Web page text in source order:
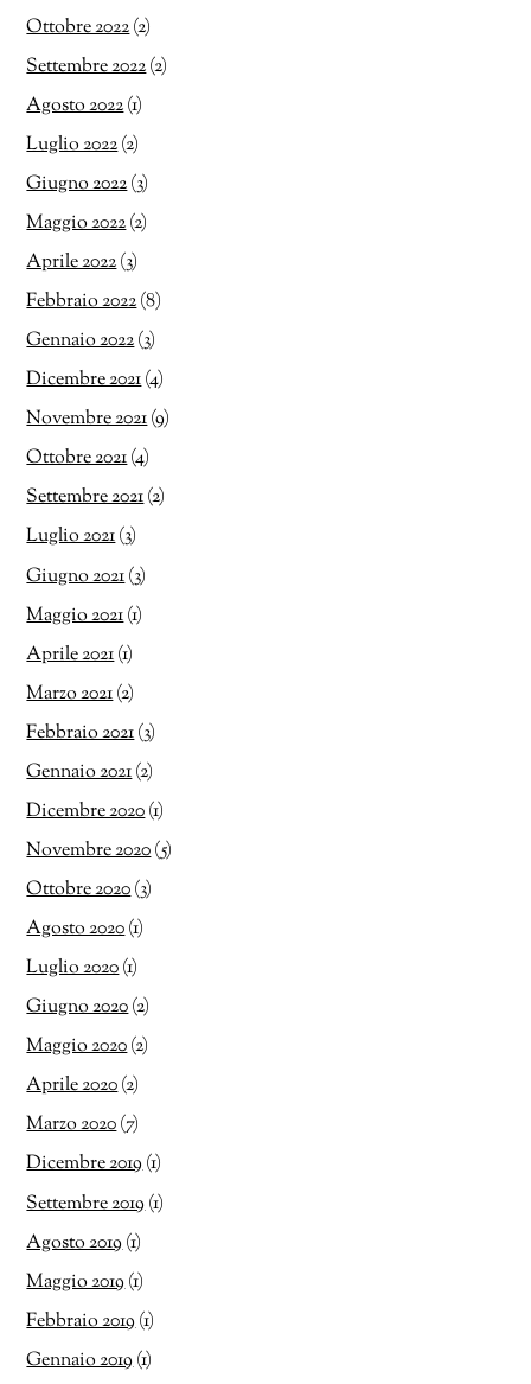
Ottobre 2022(2)
Settembre 2022(2)
Agosto 2022(1)
Luglio 2022(2)
Giugno 2022(3)
Maggio 2022(2)
Aprile 2022(3)
Febbraio 2022(8)
Gennaio 2022(3)
Dicembre 2021(4)
Novembre 2021(9)
Ottobre 2021(4)
Settembre 2021(2)
Luglio 2021(3)
Giugno 2021(3)
Maggio 2021(1)
Aprile 2021(1)
Marzo 2021(2)
Febbraio 2021(3)
Gennaio 2021(2)
Dicembre 2020(1)
Novembre 2020(5)
Ottobre 2020(3)
Agosto 2020(1)
Luglio 2020(1)
Giugno 2020(2)
Maggio 2020(2)
Aprile 2020(2)
Marzo 2020(7)
Dicembre 2019(1)
Settembre 2019(1)
Agosto 2019(1)
Maggio 2019(1)
Febbraio 2019(1)
Gennaio 2019(1)